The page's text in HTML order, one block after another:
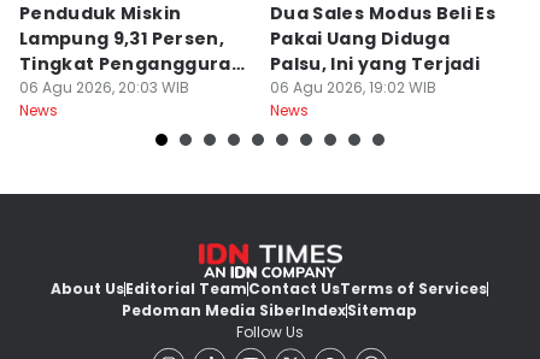
Penduduk Miskin
Lampung 9,31 Persen,
Tingkat Pengangguran
Terbuka Naik
06 Agu 2026, 20:03 WIB
News
Dua Sales Modus Beli Es
Pakai Uang Diduga
Palsu, Ini yang Terjadi
06 Agu 2026, 19:02 WIB
News
About UsEditorial TeamContact UsTerms of Services
Pedoman Media SiberIndexSitemap
Follow Us